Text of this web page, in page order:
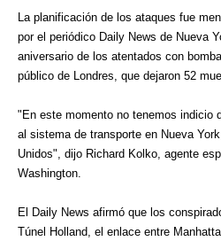
La planificación de los ataques fue
por el periódico Daily News de Nueva
aniversario de los atentados con
público de Londres, que dejaron 52
"En este momento no tenemos indicio
al sistema de transporte en Nueva
Unidos", dijo Richard Kolko, agente
Washington.
El Daily News afirmó que los
Túnel Holland, el enlace entre